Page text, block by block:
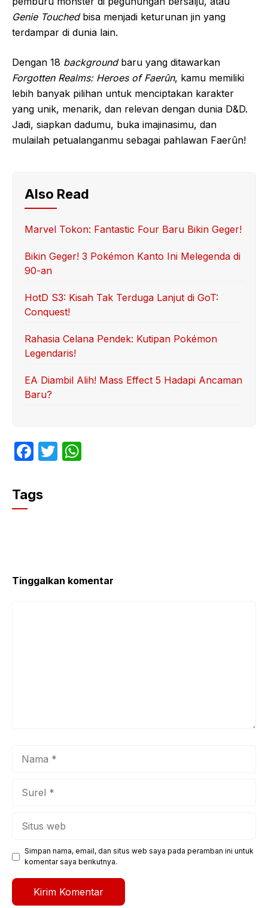
Genie Touchedbisa menjadi keturunan jin yang
terdampar di dunia lain.
Dengan 18 backgroundbaru yang ditawarkan
Forgotten Realms: Heroes of Faerûn, kamu memiliki
lebih banyak pilihan untuk menciptakan karakter
yang unik, menarik, dan relevan dengan dunia D&D.
Jadi, siapkan dadumu, buka imajinasimu, dan
mulailah petualanganmu sebagai pahlawan Faerûn!
Also Read
Marvel Tokon: Fantastic Four Baru Bikin Geger!
Bikin Geger! 3 Pokémon Kanto Ini Melegenda di
90-an
HotD S3: Kisah Tak Terduga Lanjut di GoT:
Conquest!
Rahasia Celana Pendek: Kutipan Pokémon
Legendaris!
EA Diambil Alih! Mass Effect 5 Hadapi Ancaman
Baru?
F
c
e
k
T
Tags
Tinggalkan komentar
Simpan nama, email, dan situs web saya pada peramban ini untuk
komentar saya berikutnya.